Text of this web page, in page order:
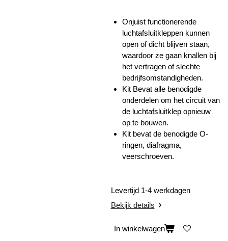
Onjuist functionerende
luchtafsluitkleppen kunnen
open of dicht blijven staan,
waardoor ze gaan knallen bij
het vertragen of slechte
bedrijfsomstandigheden.
Kit Bevat alle benodigde
onderdelen om het circuit van
de luchtafsluitklep opnieuw
op te bouwen.
Kit bevat de benodigde O-
ringen, diafragma,
veerschroeven.
Levertijd 1-4 werkdagen
Bekijk details
In winkelwagen